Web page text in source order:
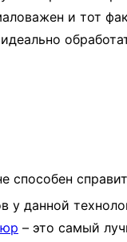
и тот
способен
данной
– это самый